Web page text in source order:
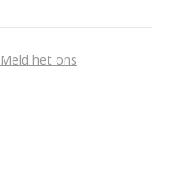
Meld het ons